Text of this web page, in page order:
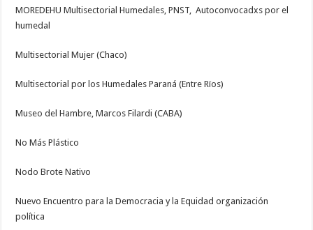
MOREDEHU Multisectorial Humedales, PNST, Autoconvocadxs por el
humedal
Multisectorial Mujer (Chaco)
Multisectorial por los Humedales Paraná (Entre Rïos)
Museo del Hambre, Marcos Filardi (CABA)
No Más Plástico
Nodo Brote Nativo
Nuevo Encuentro para la Democracia y la Equidad organización
política